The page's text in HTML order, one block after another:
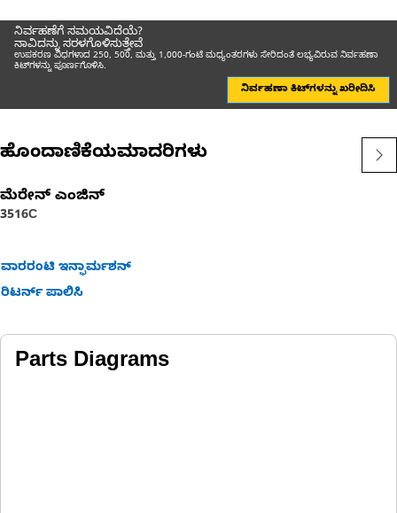
ನಿರ್ವಹಣೆಗೆ ಸಮಯವಿದೆಯೆ?
ನಾವಿದನ್ನು ಸರಳಗೊಳಿಸುತ್ತೇವೆ
ಉಪಕರಣ ವಿಧಗಳಾದ 250, 500, ಮತ್ತು 1,000-ಗಂಟೆ ಮಧ್ಯಂತರಗಳು ಸೇರಿದಂತೆ ಲಭ್ಯವಿರುವ ನಿರ್ವಹಣಾ
ಕಿಟ್‌ಗಳನ್ನು ಪೂರ್ಣಗೊಳಿಸಿ.
ನಿರ್ವಹಣಾ ಕಿಟ್‌ಗಳನ್ನು ಖರೀದಿಸಿ
ಹೊಂದಾಣಿಕೆಯಮಾದರಿಗಳು
ಮೆರೇನ್ ಎಂಜಿನ್
3516C
ವಾರರಂಟಿ ಇನ್ಫಾರ್ಮಶನ್
ರಿಟರ್ನ್ ಪಾಲಿಸಿ
Parts Diagrams